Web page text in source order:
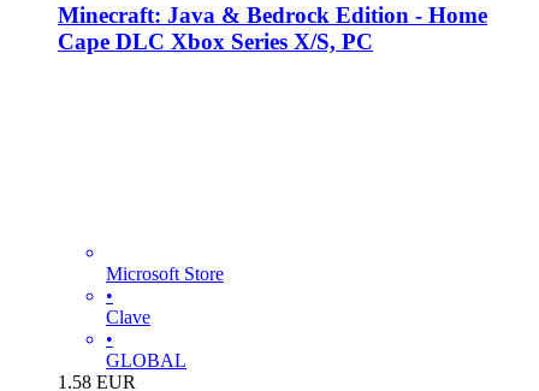
Minecraft: Java & Bedrock Edition - Home
Cape DLC Xbox Series X/S, PC
Microsoft Store
•
Clave
•
GLOBAL
1.58 EUR